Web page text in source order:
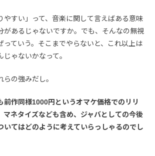
やすい」って、音楽に関して言えばある意味
があるじゃないですか。でも、そんなの無視
っていう。そこまでやらないと、これ以上は
ゃないかなって。
らの強みだし。
前作同様1000円というオマケ価格でのリリ
マネタイズなども含め、ジャバとしての今後
いてはどのように考えていらっしゃるのでし